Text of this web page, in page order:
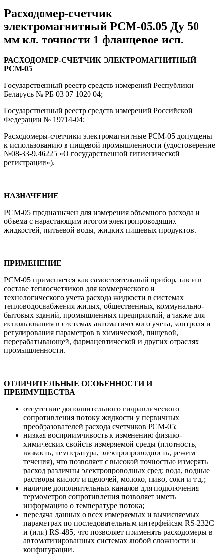
Расходомер-счетчик
электромагнитный РСМ-05.05 Ду 50
мм кл. точности 1 фланцевое исп.
РАСХОДОМЕР-СЧЕТЧИК ЭЛЕКТРОМАГНИТНЫЙ
РСМ-05
Государственный реестр средств измерений Республики
Беларусь № РБ 03 07 1020 04;
Государственный реестр средств измерений Российской
Федерации № 19714-04;
Расходомеры-счетчики электромагнитные РСМ-05 допущены
к использованию в пищевой промышленности (удостоверение
№08-33-9.46225 «О государственной гигиенической
регистрации»).
НАЗНАЧЕНИЕ
РСМ-05 предназначен для измерения объемного расхода и
объема с нарастающим итогом электропроводящих
жидкостей, питьевой воды, жидких пищевых продуктов.
ПРИМЕНЕНИЕ
РСМ-05 применяется как самостоятельный прибор, так и в
составе теплосчетчиков для коммерческого и
технологического учета расхода жидкости в системах
тепловодоснабжения жилых, общественных, коммунально-
бытовых зданий, промышленных предприятий, а также для
использования в системах автоматического учета, контроля и
регулирования параметров в химической, пищевой,
перерабатывающей, фармацевтической и других отраслях
промышленности.
ОТЛИЧИТЕЛЬНЫЕ ОСОБЕННОСТИ И
ПРЕИМУЩЕСТВА
отсутствие дополнительного гидравлического
сопротивления потоку жидкости у первичных
преобразователей расхода счетчиков РСМ-05;
низкая восприимчивость к изменению физико-
химических свойств измеряемой среды (плотность,
вязкость, температура, электропроводность, режим
течения), что позволяет с высокой точностью измерять
расход различны электропроводных сред: вода, водные
растворы кислот и щелочей, молоко, пиво, соки и т.д.;
наличие дополнительных каналов для подключения
термометров сопротивления позволяет иметь
информацию о температуре потока;
передача данных о всех измеряемых и вычисляемых
параметрах по последовательным интерфейсам RS-232C
и (или) RS-485, что позволяет применять расходомеры в
автоматизированных системах любой сложности и
конфигурации.